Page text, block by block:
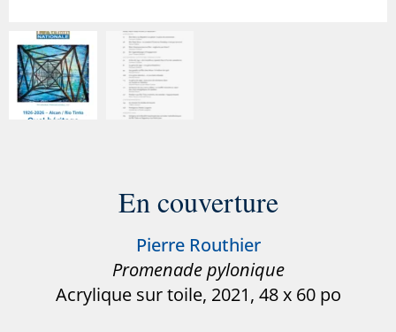
En couverture
Pierre Routhier
Promenade pylonique
Acrylique sur toile, 2021, 48 x 60 po